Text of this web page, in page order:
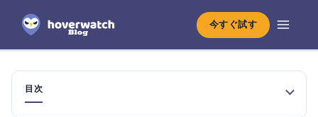
今すぐ試す
目次